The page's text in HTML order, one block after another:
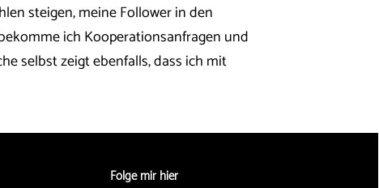
steigen, meine Follower in den
ich Kooperationsanfragen und
selbst zeigt ebenfalls, dass ich mit
Folge mir hier